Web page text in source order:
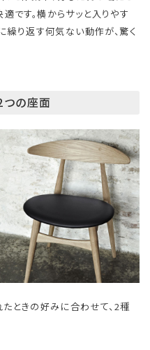
です。横からサッと入りやす
繰り返す何気ない動作が、驚く
つの座面
ときの好みに合わせて、2種